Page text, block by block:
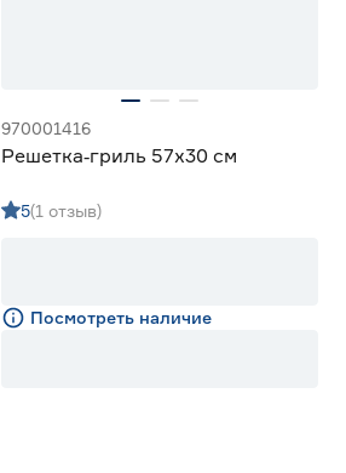
970001416
Решетка‑гриль 57x30 см
5(1 отзыв)
Посмотреть наличие